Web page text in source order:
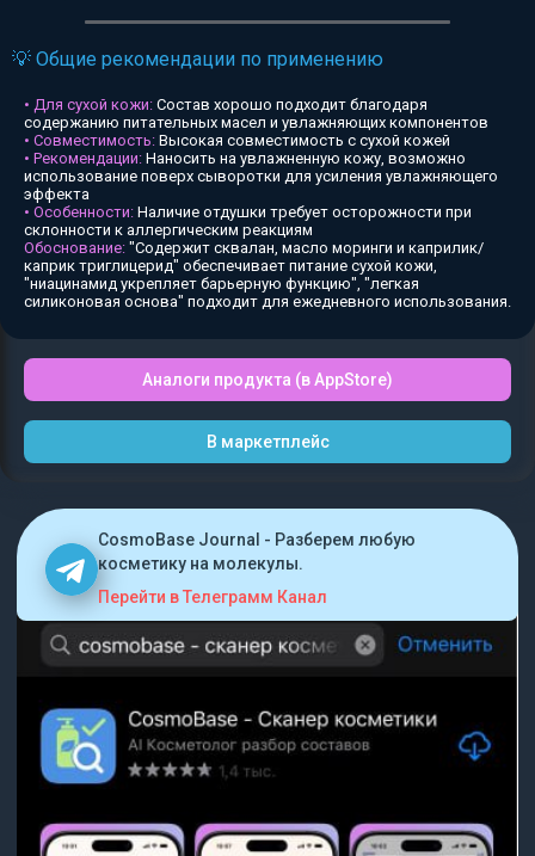
💡 Общие рекомендации по применению
• Для сухой кожи: Состав хорошо подходит благодаря
содержанию питательных масел и увлажняющих компонентов
• Совместимость: Высокая совместимость с сухой кожей
• Рекомендации: Наносить на увлажненную кожу, возможно
использование поверх сыворотки для усиления увлажняющего
эффекта
• Особенности: Наличие отдушки требует осторожности при
склонности к аллергическим реакциям
Обоснование: "Содержит сквалан, масло моринги и каприлик/
каприк триглицерид" обеспечивает питание сухой кожи,
"ниацинамид укрепляет барьерную функцию", "легкая
силиконовая основа" подходит для ежедневного использования.
Аналоги продукта (в AppStore)
В маркетплейс
CosmoBase Journal - Разберем любую
косметику на молекулы.
Перейти в Телеграмм Канал